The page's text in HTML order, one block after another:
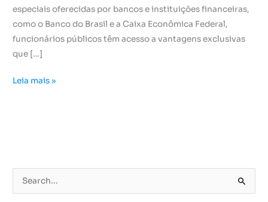
especiais oferecidas por bancos e instituições financeiras,
como o Banco do Brasil e a Caixa Econômica Federal,
funcionários públicos têm acesso a vantagens exclusivas
que […]
Leia mais »
e